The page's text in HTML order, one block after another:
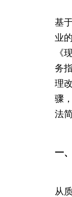
基
业
《
务
理
骤
法
一
从